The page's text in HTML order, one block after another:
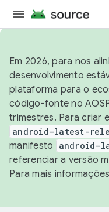
Em 2026, para nos
desenvolvimento
plataforma para o
código-fonte no
trimestres. Para criar
android-latest-
manifesto
android-
referenciar a versão
Para mais